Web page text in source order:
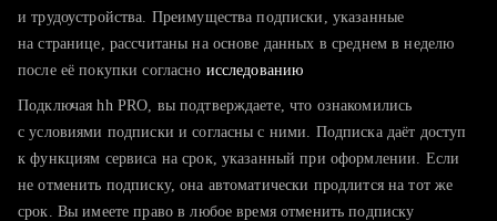
тратите много времени на поиск и вручную поднимаете
хотите сравнить себя с конкурентами и оценить шансы
и трудоустройства. Преимущества подписки, указанные
на странице, рассчитаны на основе данных в среднем в неделю
после её покупки согласно исследованию
Подключая hh PRO, вы подтверждаете, что ознакомились
с условиями подписки и согласны с ними. Подписка даёт доступ
к функциям сервиса на срок, указанный при оформлении. Если
не отменить подписку, она автоматически продлится на тот же
срок. Вы имеете право в любое время отменить подписку